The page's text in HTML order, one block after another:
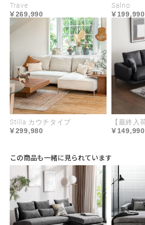
Trave
269,990
Salno
199,990
Stilla カウチタイプ
299,980 149,990
この商品も一緒に見られています